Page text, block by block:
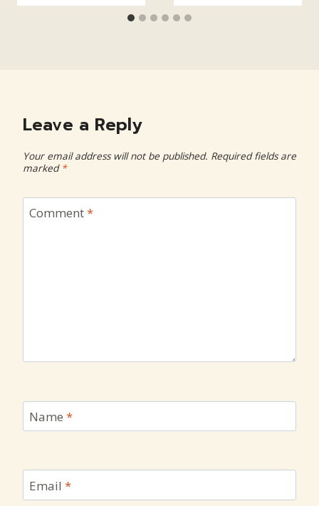
Leave a Reply
Your email address will not be published. Required fields are
marked *
Comment*
Name *
Email *